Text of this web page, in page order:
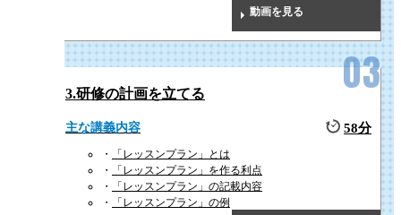
動画を見る
3.研修の計画を立てる
主な講義内容 58分
「レッスンプラン」とは
「レッスンプラン」を作る利点
「レッスンプラン」の記載内容
「レッスンプラン」の例